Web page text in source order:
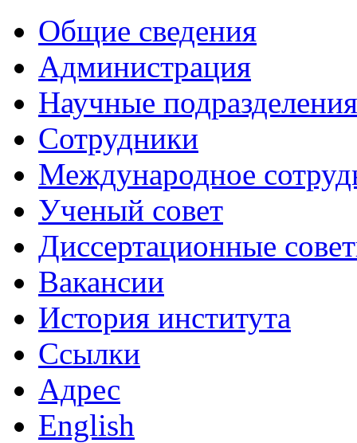
Общие сведения
Администрация
Научные подразделения
Сотрудники
Международное
Ученый совет
Диссертационные
Вакансии
История института
Ссылки
Адрес
English